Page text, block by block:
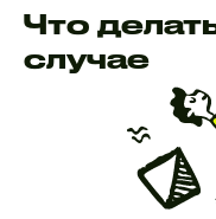
Что
случае